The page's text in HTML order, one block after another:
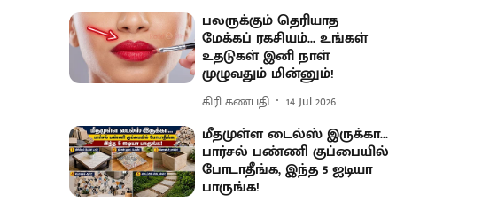
பலருக்கும் தெரியாத
மேக்கப் ரகசியம்... உங்கள்
உதடுகள் இனி நாள்
முழுவதும் மின்னும்!
கிரி கணபதி 14 Jul 2026
மீதமுள்ள டைல்ஸ் இருக்கா...
பார்சல் பண்ணி குப்பையில்
போடாதீங்க, இந்த 5 ஐடியா
பாருங்க!